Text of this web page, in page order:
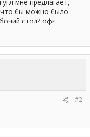
мне предлагает,
что бы можно было
стол? офк
#2